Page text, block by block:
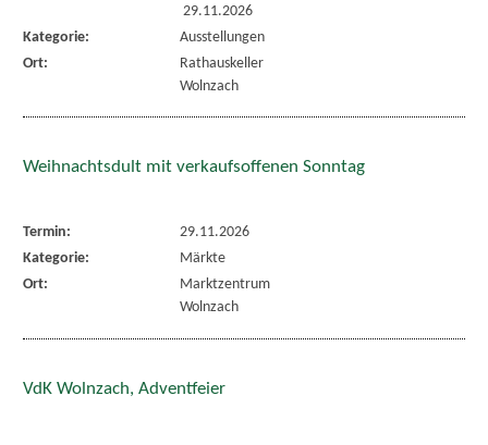
29.11.2026
Kategorie:
Ausstellungen
Ort:
Rathauskeller
Wolnzach
Weihnachtsdult mit verkaufsoffenen Sonntag
Termin:
29.11.2026
Kategorie:
Märkte
Ort:
Marktzentrum
Wolnzach
VdK Wolnzach, Adventfeier